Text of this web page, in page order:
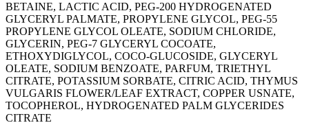
BETAINE, LACTIC ACID, PEG-200 HYDROGENATED
GLYCERYL PALMATE, PROPYLENE GLYCOL, PEG-55
PROPYLENE GLYCOL OLEATE, SODIUM CHLORIDE,
GLYCERIN, PEG-7 GLYCERYL COCOATE,
ETHOXYDIGLYCOL, COCO-GLUCOSIDE, GLYCERYL
OLEATE, SODIUM BENZOATE, PARFUM, TRIETHYL
CITRATE, POTASSIUM SORBATE, CITRIC ACID, THYMUS
VULGARIS FLOWER/LEAF EXTRACT, COPPER USNATE,
TOCOPHEROL, HYDROGENATED PALM GLYCERIDES
CITRATE